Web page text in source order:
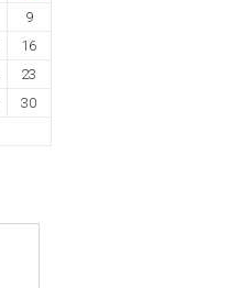
9
16
23
30